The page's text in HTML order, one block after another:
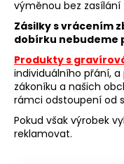
výměnou bez
Zásilky s vrácením
dobírku nebudeme
Produkty s
individuálního přání, a
zákoníku a našich
rámci odstoupení od
Pokud však výrobek
reklamovat.
a
j
í
t
?